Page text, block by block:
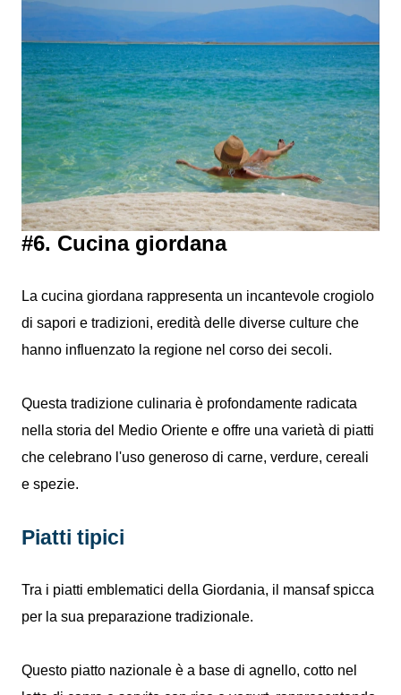
#6. Cucina giordana
La cucina giordana rappresenta un incantevole crogiolo
di sapori e tradizioni, eredità delle diverse culture che
hanno influenzato la regione nel corso dei secoli.
Questa tradizione culinaria è profondamente radicata
nella storia del Medio Oriente e offre una varietà di piatti
che celebrano l'uso generoso di carne, verdure, cereali
e spezie.
Piatti tipici
Tra i piatti emblematici della Giordania, il mansaf spicca
per la sua preparazione tradizionale.
Questo piatto nazionale è a base di agnello, cotto nel